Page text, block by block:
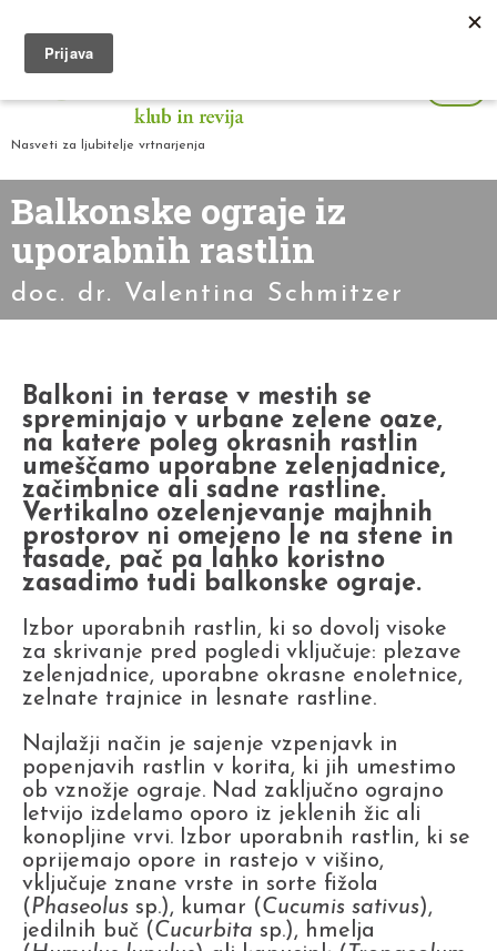
Nasveti za ljubitelje vrtnarjenja
Balkonske ograje iz
uporabnih rastlin
doc. dr. Valentina Schmitzer
Balkoni in terase v mestih se
spreminjajo v urbane zelene oaze,
na katere poleg okrasnih rastlin
umeščamo uporabne zelenjadnice,
začimbnice ali sadne rastline.
Vertikalno ozelenjevanje majhnih
prostorov ni omejeno le na stene in
fasade, pač pa lahko koristno
zasadimo tudi balkonske ograje.
Izbor uporabnih rastlin, ki so dovolj visoke
za skrivanje pred pogledi vključuje: plezave
zelenjadnice, uporabne okrasne enoletnice,
zelnate trajnice in lesnate rastline.
Najlažji način je sajenje vzpenjavk in
popenjavih rastlin v korita, ki jih umestimo
ob vznožje ograje. Nad zaključno ograjno
letvijo izdelamo oporo iz jeklenih žic ali
konopljine vrvi. Izbor uporabnih rastlin, ki se
oprijemajo opore in rastejo v višino,
vključuje znane vrste in sorte fižola
(Phaseolus sp.), kumar (Cucumis sativus),
jedilnih buč (Cucurbita sp.), hmelja